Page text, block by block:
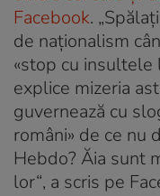
Facebook.
de naţionalism
«stop cu insultele
explice mizeria
guvernează cu
români» de ce nu
Hebdo? Ăia sunt
lor“, a scris pe